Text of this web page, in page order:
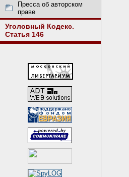
Пресса об авторском
праве
Уголовный Кодекс.
Статья 146